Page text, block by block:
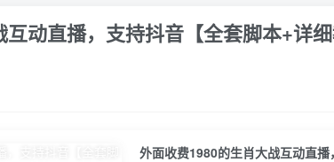
动直播，支持抖音【全套脚本+详细
外面收费1980的生肖大战互动直播